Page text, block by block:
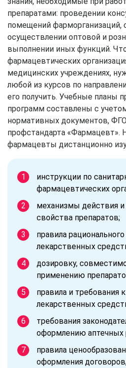
препаратами: проведении
помещений фарморганизаций,
осуществлении оптовой и
выполнении иных функций.
фармацевтических
медицинских учреждениях,
любой из курсов по
его получить. Учебные планы
программ составлены с
нормативных документов,
профстандарта «Фармацевт».
фармацевты дистанционно
инструкции по
фармацевтических
механизмы действия
свойства препаратов;
правила
лекарственных
дозировку,
применению
правила и требования
лекарственных
требования
оформлению аптечных
правила
оформления